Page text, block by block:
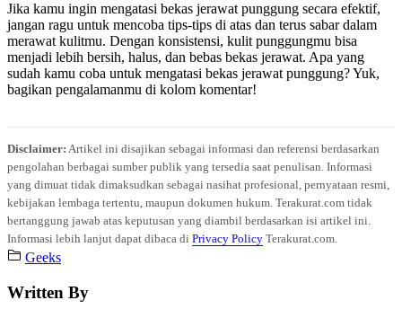
Jika kamu ingin mengatasi bekas jerawat punggung secara efektif,
jangan ragu untuk mencoba tips-tips di atas dan terus sabar dalam
merawat kulitmu. Dengan konsistensi, kulit punggungmu bisa
menjadi lebih bersih, halus, dan bebas bekas jerawat. Apa yang
sudah kamu coba untuk mengatasi bekas jerawat punggung? Yuk,
bagikan pengalamanmu di kolom komentar!
Disclaimer: Artikel ini disajikan sebagai informasi dan referensi berdasarkan
pengolahan berbagai sumber publik yang tersedia saat penulisan. Informasi
yang dimuat tidak dimaksudkan sebagai nasihat profesional, pernyataan resmi,
kebijakan lembaga tertentu, maupun dokumen hukum. Terakurat.com tidak
bertanggung jawab atas keputusan yang diambil berdasarkan isi artikel ini.
Informasi lebih lanjut dapat dibaca di Privacy Policy Terakurat.com.
Geeks
Written By